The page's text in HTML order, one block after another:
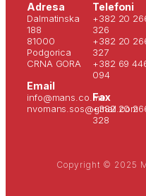
Adresa
Dalmatinska
188
81000
Podgorica
CRNA GORA
Email
info@mans.co.me
nvomans.sos@gmail.com
Telefoni
+382 20
326
+382 20
327
+382 69
094
Fax
+382 20
328
Copyright © 2025